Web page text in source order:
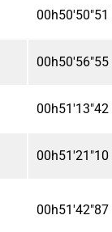
00h50'50"51
00h50'56"55
00h51'13"42
00h51'21"10
00h51'42"87